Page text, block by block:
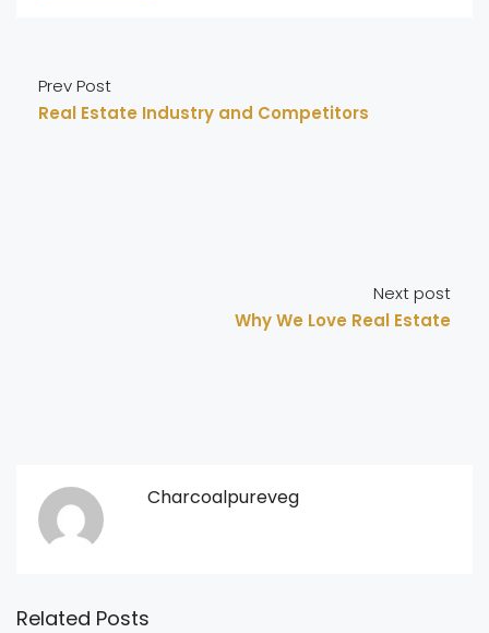
Prev Post
Real Estate Industry and Competitors
Next post
Why We Love Real Estate
Charcoalpureveg
Related Posts